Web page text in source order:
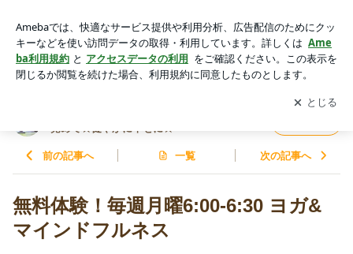
& Mindfulness 體も心も魂も☆今に目覚めて☆健やかに幸せに
アプリをダウンロードして ブログの更新通知
を受け取りまし
ょう。
開く
覚めて☆健やかに幸せに☆
前の記事へ 一覧 次の記事へ
無料体験！毎週月曜6:00-6:30 ヨガ&
マインドフルネス